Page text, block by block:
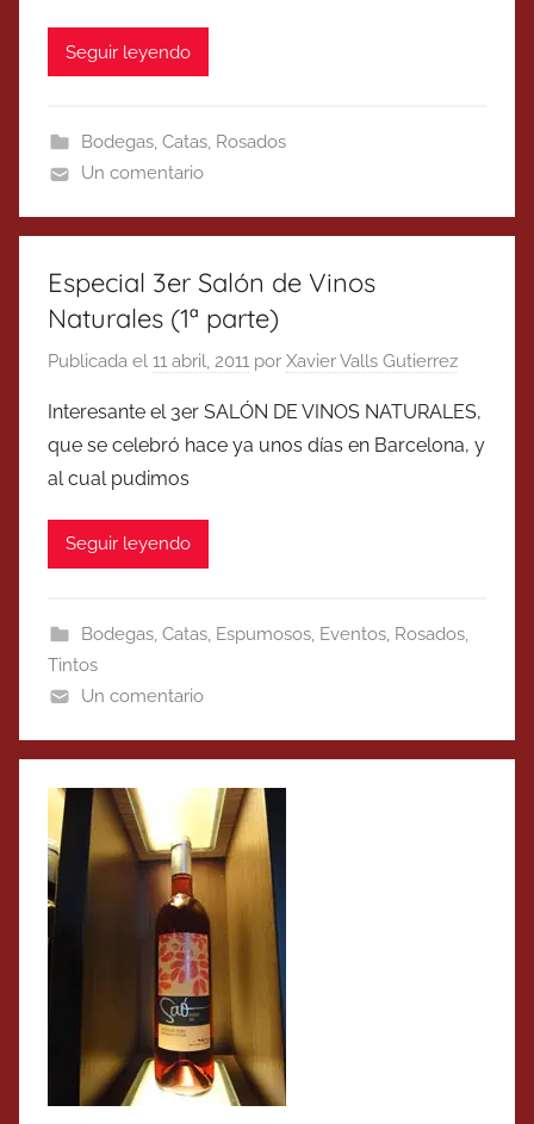
Seguir leyendo
Bodegas, Catas, Rosados
Un comentario
Especial 3er Salón de Vinos
Naturales (1ª parte)
Publicada el 11 abril, 2011 por Xavier Valls Gutierrez
Interesante el 3er SALÓN DE VINOS NATURALES,
que se celebró hace ya unos días en Barcelona, y
al cual pudimos
Seguir leyendo
Bodegas, Catas, Espumosos, Eventos, Rosados,
Tintos
Un comentario